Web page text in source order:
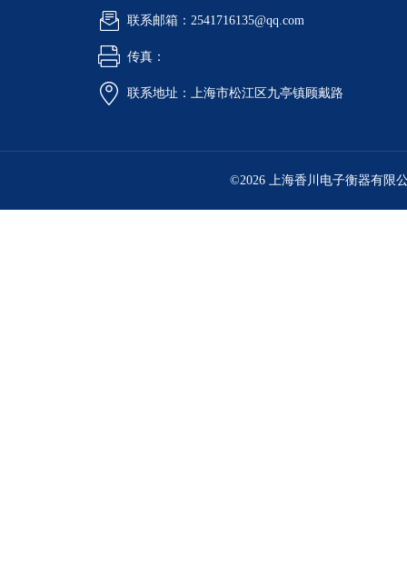
联系邮箱：2541716135@qq.com
传真：
联系地址：上海市松江区九亭镇顾戴路
©2026 上海香川电子衡器有限